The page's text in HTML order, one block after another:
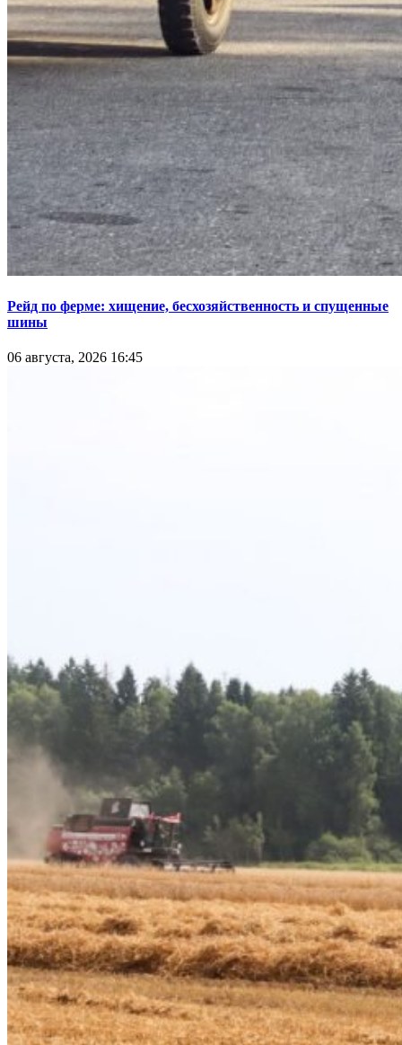
Рейд по ферме: хищение, бесхозяйственность и спущенные
шины
06 августа, 2026 16:45